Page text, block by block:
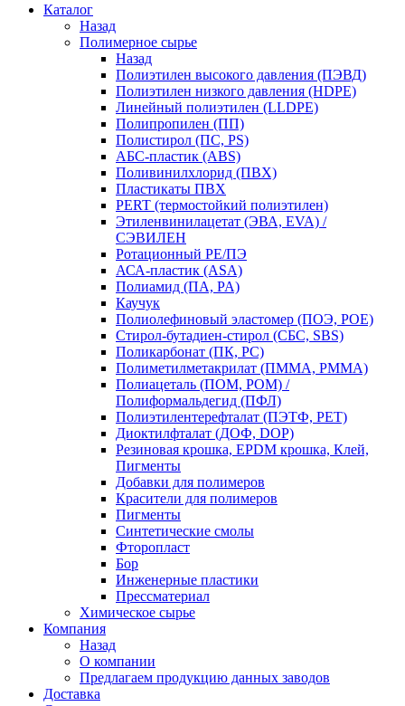
Каталог
Назад
Полимерное сырье
Назад
Полиэтилен высокого давления (ПЭВД)
Полиэтилен низкого давления (HDPE)
Линейный полиэтилен (LLDPE)
Полипропилен (ПП)
Полистирол (ПС, PS)
АБС-пластик (ABS)
Поливинилхлорид (ПВХ)
Пластикаты ПВХ
PERT (термостойкий полиэтилен)
Этиленвинилацетат (ЭВА, EVA) /
СЭВИЛЕН
Ротационный PE/ПЭ
АСА-пластик (ASA)
Полиамид (ПА, PA)
Каучук
Полиолефиновый эластомер (ПОЭ, POE)
Стирол-бутадиен-стирол (СБС, SBS)
Поликарбонат (ПК, PC)
Полиметилметакрилат (ПММА, PMMA)
Полиацеталь (ПОМ, POM) /
Полиформальдегид (ПФЛ)
Полиэтилентерефталат (ПЭТФ, PET)
Диоктилфталат (ДОФ, DOP)
Резиновая крошка, EPDM крошка, Клей,
Пигменты
Добавки для полимеров
Красители для полимеров
Пигменты
Синтетические смолы
Фторопласт
Бор
Инженерные пластики
Прессматериал
Химическое сырье
Компания
Назад
О компании
Предлагаем продукцию данных заводов
Доставка